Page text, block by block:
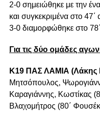
2-0 σημειώθηκε με την
και συγκεκριμένα στο
3-0 διαμορφώθηκε στο
Για τις δύο ομάδες
Κ19 ΠΑΣ ΛΑΜΙΑ (Λάκης
Μητσόπουλος,
Καραγιάννης, Κωστίκας
Βλαχομήτρος (80΄